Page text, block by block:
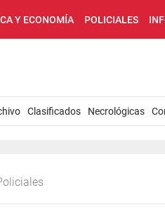
Y ECONOMÍA POLICIALES
Clasificados Necrológicas